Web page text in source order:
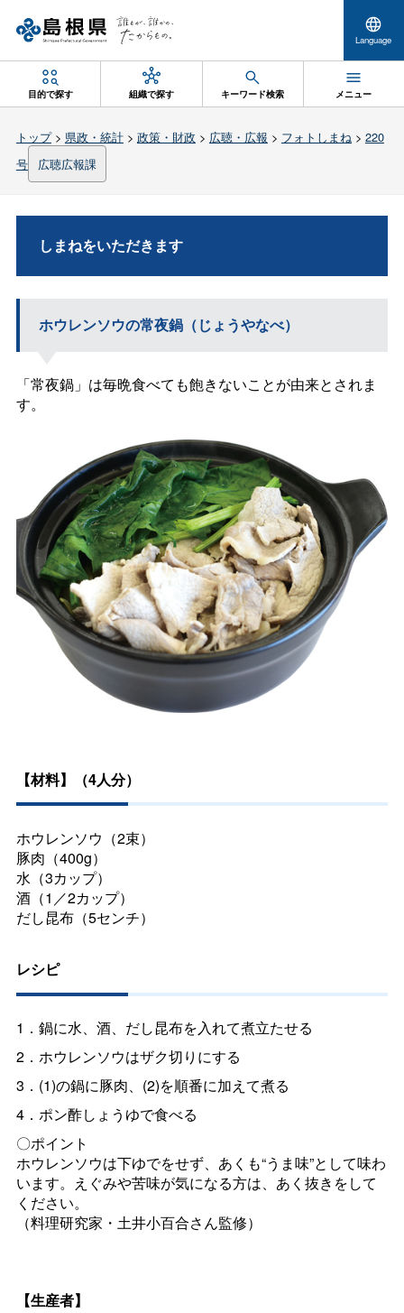
Language
目的で探す 組織で探す キーワード検索 メニュー
トップ> 県政・統計> 政策・財政 > 広聴・広報 > フォトしまね> 220
号
広聴広報課
しまねをいただきます
ホウレンソウの常夜鍋（じょうやなべ）
「常夜鍋」は毎晩食べても飽きないことが由来とされま
す。
【材料】（4人分）
ホウレンソウ（2束）
豚肉（400g）
水（3カップ）
酒（1／2カップ）
だし昆布（5センチ）
レシピ
1．鍋に水、酒、だし昆布を入れて煮立たせる
2．ホウレンソウはザク切りにする
3．(1)の鍋に豚肉、(2)を順番に加えて煮る
4．ポン酢しょうゆで食べる
〇ポイント
ホウレンソウは下ゆでをせず、あくも“うま味”として味わ
います。えぐみや苦味が気になる方は、あく抜きをして
ください。
（料理研究家・土井小百合さん監修）
【生産者】